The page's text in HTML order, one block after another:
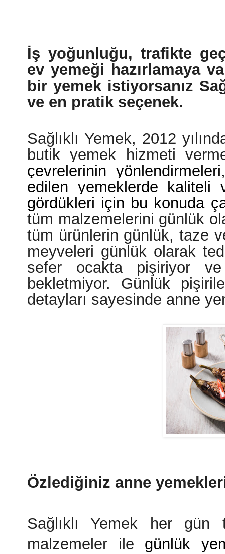
İş yoğunluğu, trafikte
ev yemeği hazırlamaya
bir yemek istiyorsanız
ve en pratik seçenek.
Sağlıklı Yemek, 2012
butik yemek hizmeti
çevrelerinin
edilen yemeklerde kaliteli
gördükleri için bu konuda
tüm malzemelerini günlük
tüm ürünlerin günlük, taze
meyveleri günlük olarak
sefer ocakta pişiriyor
bekletmiyor. Günlük
detayları sayesinde anne
Özlediğiniz anne
Sağlıklı Yemek her
malzemeler ile günlük